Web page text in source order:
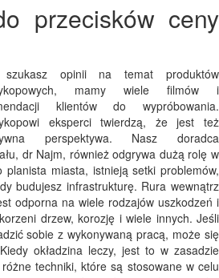
przecisków ceny
szukasz opinii na temat produktów
mamy wiele filmów i
klientów do wypróbowania.
eksperci twierdzą, że jest też
perspektywa. Nasz doradca
dr Najm, również odgrywa dużą rolę w
planista miasta, istnieją setki problemów,
budujesz infrastrukturę. Rura wewnątrz
odporna na wiele rodzajów uszkodzeń i
drzew, korozję i wiele innych. Jeśli
sobie z wykonywaną pracą, może się
okładzina leczy, jest to w zasadzie
techniki, które są stosowane w celu